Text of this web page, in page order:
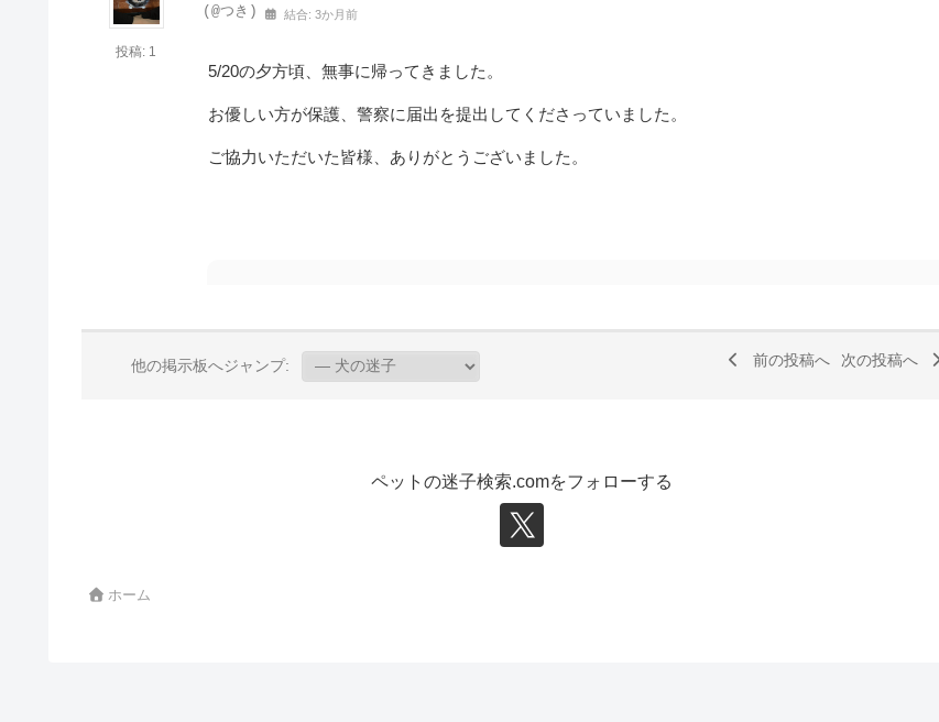
投稿: 1
(@つき) 結合: 3か月前
5/20の夕方頃、無事に帰ってきました。
お優しい方が保護、警察に届出を提出してくださっていました。
ご協力いただいた皆様、ありがとうございました。
他の掲示板へジャンプ: 前の投稿へ 次の投稿へ
ペットの迷子検索.comをフォローする
ホーム